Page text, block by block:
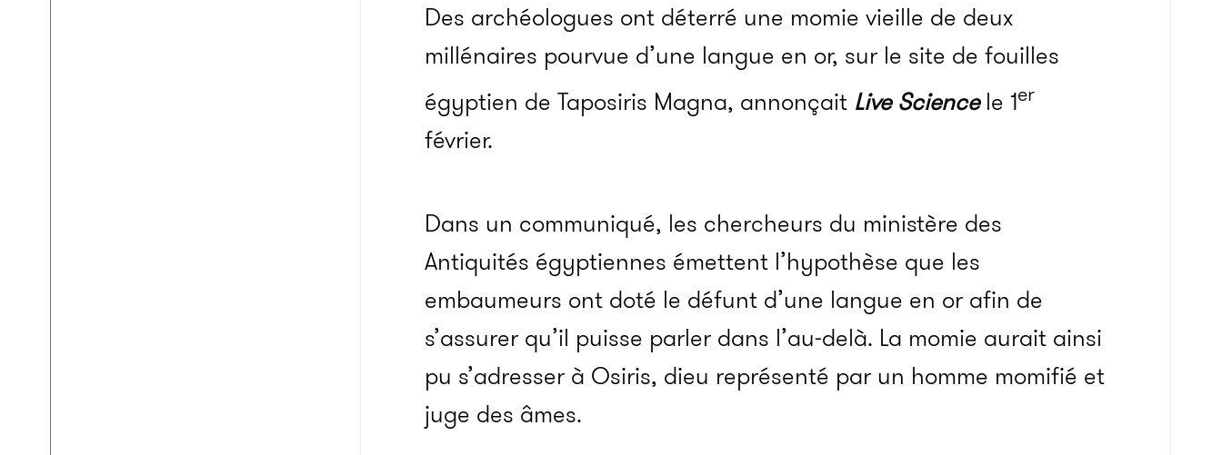
Des archéologues ont déterré une momie vieille de deux
millénaires pourvue d’une langue en or, sur le site de fouilles
égyptien de Taposiris Magna, annonçait Live Sciencele 1er
février.
Dans un communiqué, les chercheurs du ministère des
Antiquités égyptiennes émettent l’hypothèse que les
embaumeurs ont doté le défunt d’une langue en or afin de
s’assurer qu’il puisse parler dans l’au-delà. La momie aurait ainsi
pu s’adresser à Osiris, dieu représenté par un homme momifié et
juge des âmes.